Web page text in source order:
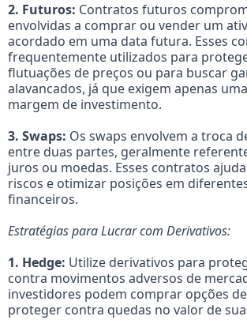
2. Futuros: Contratos futuros
envolvidas a comprar ou vender um
acordado em uma data futura. Esses
frequentemente utilizados para
flutuações de preços ou para buscar
alavancados, já que exigem apenas
margem de investimento.
3. Swaps: Os swaps envolvem a troca
entre duas partes, geralmente
juros ou moedas. Esses contratos
riscos e otimizar posições em
financeiros.
Estratégias para Lucrar com Derivativos:
1. Hedge: Utilize derivativos para
contra movimentos adversos de
investidores podem comprar opções
proteger contra quedas no valor de